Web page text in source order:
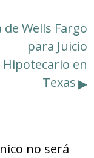
de Wells Fargo
para Juicio
Hipotecario en
Texas
no será